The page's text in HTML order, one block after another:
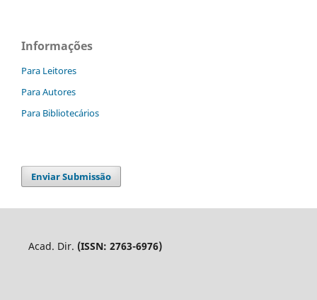
Informações
Para Leitores
Para Autores
Para Bibliotecários
Enviar Submissão
Acad. Dir. (ISSN: 2763-6976)